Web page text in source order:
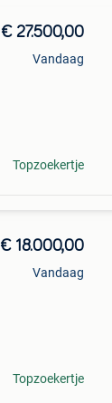
€ 27.500,00
Vandaag
Topzoekertje
€ 18.000,00
Vandaag
Topzoekertje